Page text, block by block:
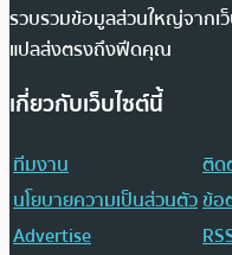
รวบรวมข้อมูลส่วนใหญ่จากเว็
แปลส่งตรงถึงฟีดคุณ
เกี่ยวกับเว็บไซต์นี้
ทีมงาน
ติด
นโยบายความเป็นส่วนตัวข้อ
Advertise